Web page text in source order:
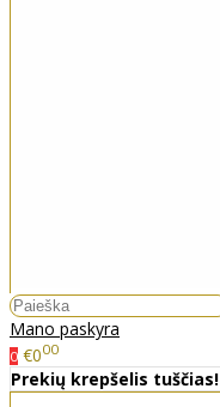
Mano paskyra
0 €000
Prekių krepšelis tuščias!